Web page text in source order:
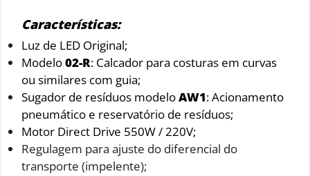
Características:
Luz de LED Original;
Modelo02-R: Calcador para costuras em curvas
ou similares com guia;
Sugador de resíduos modeloAW1: Acionamento
pneumático e reservatório de resíduos;
Motor Direct Drive 550W / 220V;
Regulagem para ajuste do diferencial do
transporte (impelente);